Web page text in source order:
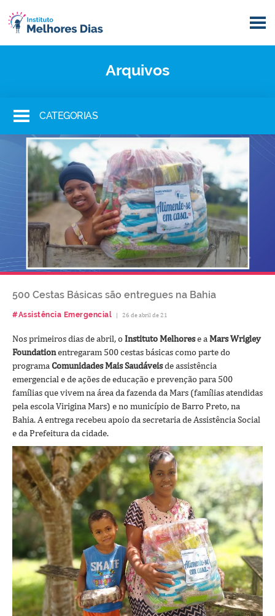
Arquivos
CATEGORIAS
500 Cestas Básicas são entregues na Bahia
#Assistência Emergencial | 26 de abril de 21
Nos primeiros dias de abril, o Instituto Melhorese a Mars Wrigley
Foundationentregaram 500 cestas básicas como parte do
programa Comunidades Mais Saudáveisde assistência
emergencial e de ações de educação e prevenção para 500
famílias que vivem na área da fazenda da Mars (famílias atendidas
pela escola Virigina Mars) e no município de Barro Preto, na
Bahia. A entrega recebeu apoio da secretaria de Assistência Social
e da Prefeitura da cidade.